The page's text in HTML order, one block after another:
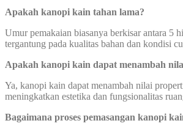
Apakah kanopi kain tahan lama?
Umur pemakaian biasanya berkisar antara 5
tergantung pada kualitas bahan dan kondisi
Apakah kanopi kain dapat menambah
Ya, kanopi kain dapat menambah nilai
meningkatkan estetika dan fungsionalitas
Bagaimana proses pemasangan kanopi